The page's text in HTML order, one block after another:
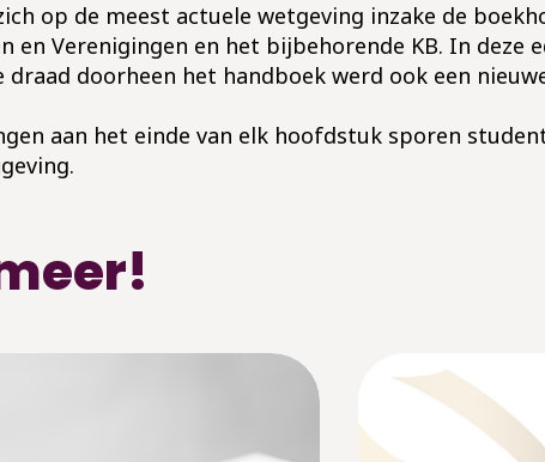
op de meest actuele wetgeving inzake de
en Verenigingen en het bijbehorende KB. In
draad doorheen het handboek werd ook een
aan het einde van elk hoofdstuk sporen